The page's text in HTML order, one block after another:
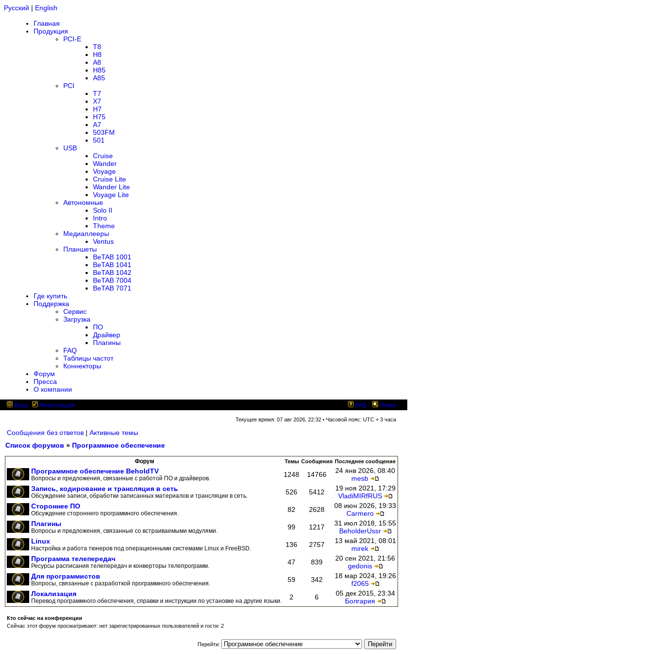
Русский | English
Главная
Продукция
PCI-E
T8
H8
A8
H85
A85
PCI
T7
X7
H7
H75
A7
503FM
501
USB
Cruise
Wander
Voyage
Cruise Lite
Wander Lite
Voyage Lite
Автономные
Solo II
Intro
Theme
Медиаплееры
Ventus
Планшеты
BeTAB 1001
BeTAB 1041
BeTAB 1042
BeTAB 7004
BeTAB 7071
Где купить
Поддержка
Сервис
Загрузка
ПО
Драйвер
Плагины
FAQ
Таблицы частот
Коннекторы
Форум
Пресса
О компании
Вход Регистрация FAQ Поиск
Текущее время: 07 авг 2026, 22:32 • Часовой пояс: UTC + 3 часа
Сообщения без ответов | Активные темы
Список форумов » Программное обеспечение
Форум Темы Сообщения Последнее сообщение
Программное обеспечение BeholdTV
Вопросы и предложения, связанные с работой ПО и драйверов. 1248 14766
24 янв 2026, 08:40
mesb
Запись, кодирование и трансляция в сеть
Обсуждение записи, обработки записанных материалов и трансляции в сеть. 526 5412
19 ноя 2021, 17:29
VladiMIRfRUS
Стороннее ПО
Обсуждение стороннего программного обеспечения. 82 2628
08 июн 2026, 19:33
Carmero
Плагины
Вопросы и предложения, связанные со встраиваемыми модулями. 99 1217
31 июл 2018, 15:55
BeholderUssr
Linux
Настройка и работа тюнеров под операционными системами Linux и FreeBSD. 136 2757
13 май 2021, 08:01
mirek
Программа телепередач
Ресурсы расписания телепередач и конверторы телепрограмм. 47 839
20 сен 2021, 21:56
gedonis
Для программистов
Вопросы, связанные с разработкой программного обеспечения. 59 342
18 мар 2024, 19:26
f2065
Локализация
Перевод программного обеспечения, справки и инструкции по установке на другие языки. 2 6
05 дек 2015, 23:34
Болгария
Кто сейчас на конференции
Сейчас этот форум просматривают: нет зарегистрированных пользователей и гости: 2
Перейти: